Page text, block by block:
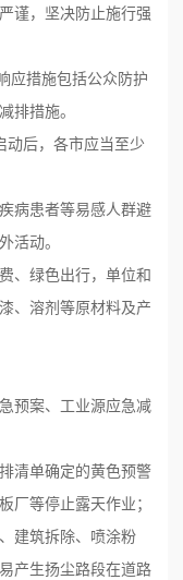
谨，坚决防止施行强
应措施包括公众防护
排措施。
后，各市应当至少
病患者等易感人群避
活动。
、绿色出行，单位和
、溶剂等原材料及产
预案、工业源应急减
清单确定的黄色预警
厂等停止露天作业；
建筑拆除、喷涂粉
产生扬尘路段在道路